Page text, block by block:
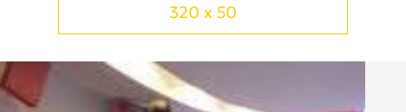
320 x 50